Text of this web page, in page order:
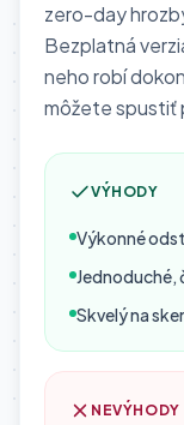
zero-day
Bezplatná
neho robí
môžete spustiť
VÝHODY
Výkonné
Jednoduché,
Skvelý na
NEVÝHODY